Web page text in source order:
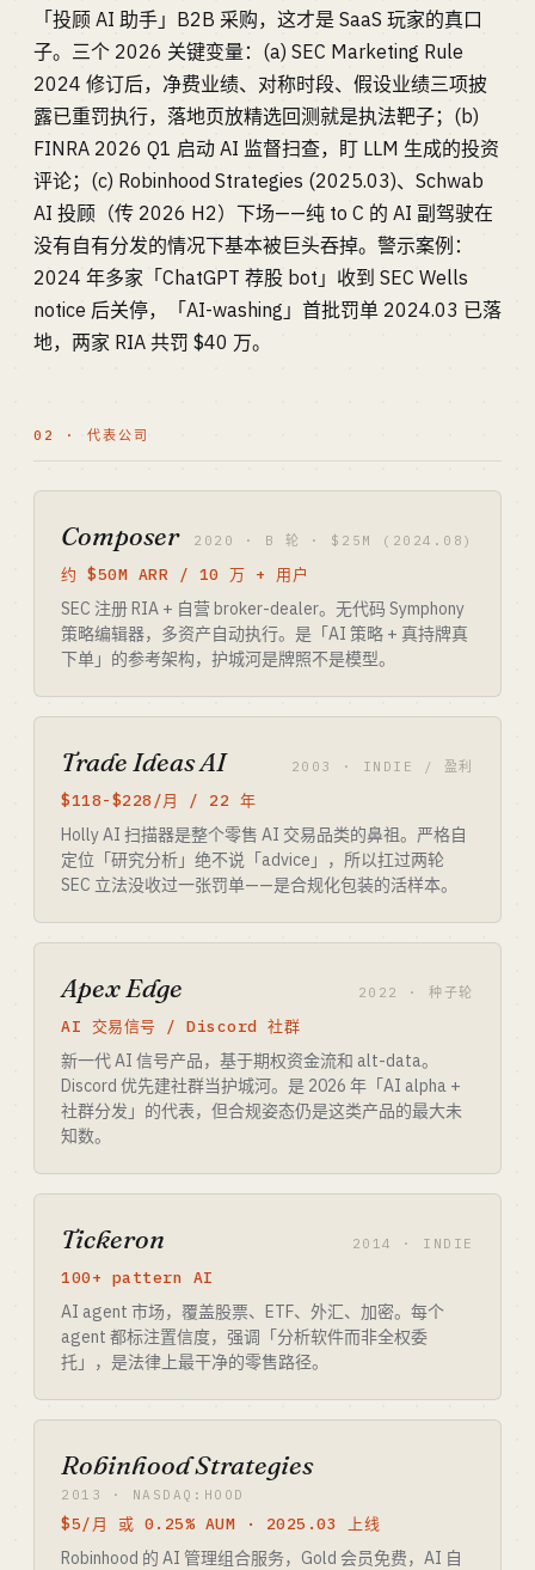
「投顾 AI 助手」B2B 采购，这才是 SaaS 玩家的真口
子。三个 2026 关键变量：(a) SEC Marketing Rule
2024 修订后，净费业绩、对称时段、假设业绩三项披
露已重罚执行，落地页放精选回测就是执法靶子；(b)
FINRA 2026 Q1 启动 AI 监督扫查，盯 LLM 生成的投资
评论；(c) Robinhood Strategies (2025.03)、Schwab
AI 投顾（传 2026 H2）下场——纯 to C 的 AI 副驾驶在
没有自有分发的情况下基本被巨头吞掉。警示案例：
2024 年多家「ChatGPT 荐股 bot」收到 SEC Wells
notice 后关停，「AI-washing」首批罚单 2024.03 已落
地，两家 RIA 共罚 $40 万。
02 · 代表公司
Composer 2020 · B 轮 · $25M (2024.08)
约 $50M ARR / 10 万 + 用户
SEC 注册 RIA + 自营 broker-dealer。无代码 Symphony
策略编辑器，多资产自动执行。是「AI 策略 + 真持牌真
下单」的参考架构，护城河是牌照不是模型。
Trade Ideas AI 2003 · INDIE / 盈利
$118-$228/月 / 22 年
Holly AI 扫描器是整个零售 AI 交易品类的鼻祖。严格自
定位「研究分析」绝不说「advice」，所以扛过两轮
SEC 立法没收过一张罚单——是合规化包装的活样本。
Apex Edge 2022 · 种子轮
AI 交易信号 / Discord 社群
新一代 AI 信号产品，基于期权资金流和 alt-data。
Discord 优先建社群当护城河。是 2026 年「AI alpha +
社群分发」的代表，但合规姿态仍是这类产品的最大未
知数。
Tickeron 2014 · INDIE
100+ pattern AI
AI agent 市场，覆盖股票、ETF、外汇、加密。每个
agent 都标注置信度，强调「分析软件而非全权委
托」，是法律上最干净的零售路径。
Robinhood Strategies
2013 · NASDAQ:HOOD
$5/月 或 0.25% AUM · 2025.03 上线
Robinhood 的 AI 管理组合服务，Gold 会员免费，AI 自